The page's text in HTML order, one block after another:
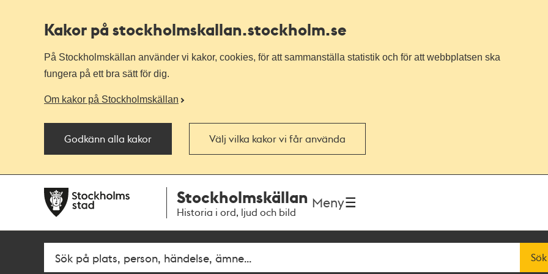
Kakor på stockholmskallan.stockholm.se
På Stockholmskällan använder vi kakor, cookies, för att sammanställa statistik och för att webbplatsen ska
fungera på ett bra sätt för dig.
Om kakor på Stockholmskällan
Godkänn alla kakor Välj vilka kakor vi får använda
navigationen
huvudinnehållet
Stockholmskällan
Historia i ord, ljud och bild
Meny
Fritextsök Sök